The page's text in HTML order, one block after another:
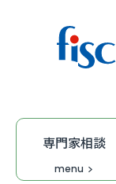
専門家相談
menu